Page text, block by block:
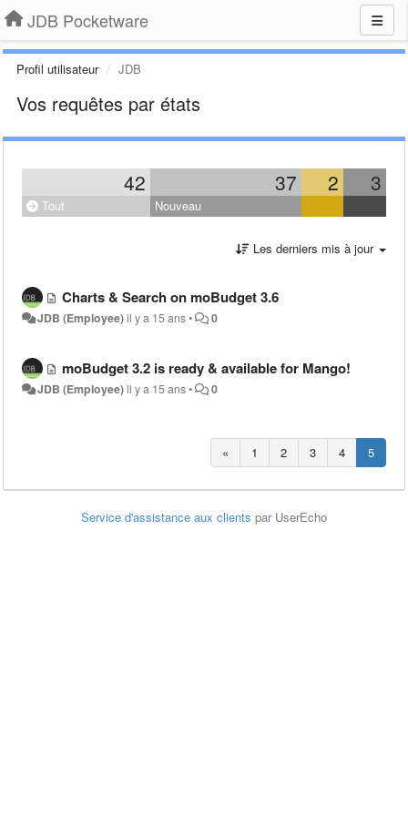
JDB Pocketware
Profil utilisateur JDB
Vos requêtes par états
42 37 2 3
Tout Nouveau
Les derniers mis à jour
Charts & Search on moBudget 3.6
JDB (Employee)il y a 15 ans• 0
moBudget 3.2 is ready & available for Mango!
JDB (Employee)il y a 15 ans• 0
« 1 2 3 4 5
Service d'assistance aux clients par UserEcho